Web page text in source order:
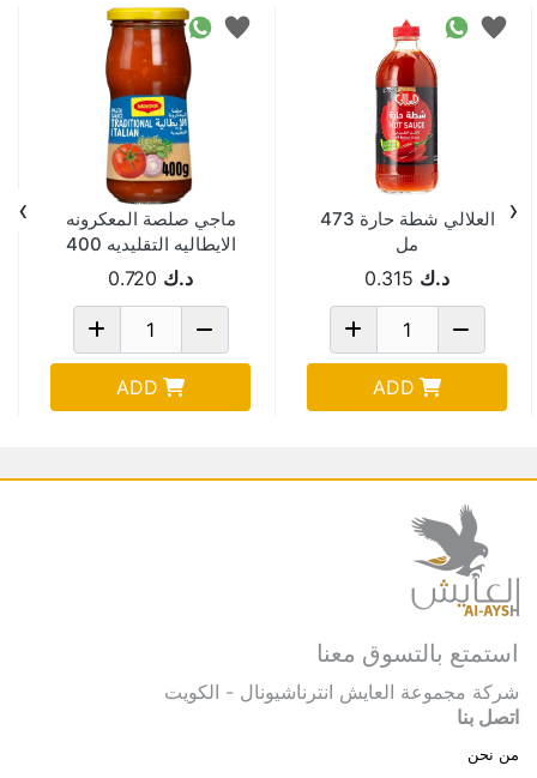
العلالي شطة حارة 473
مل
د.ك 0.315
ADD
ماجي صلصة المعكرونه
الايطاليه التقليديه 400
جم د.ك 0.720
ADD
‹
›
استمتع بالتسوق معنا
شركة مجموعة العايش انترناشيونال - الكويت
اتصل بنا
من نحن